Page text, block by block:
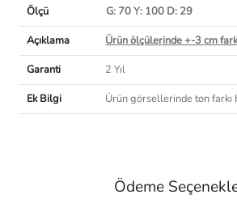
Ölçü
G: 70 Y: 100 D: 29
Açıklama
Ürün ölçülerinde +-3 cm
Garanti
2 Yıl
Ek Bilgi
Ürün görsellerinde ton farkı
Ödeme